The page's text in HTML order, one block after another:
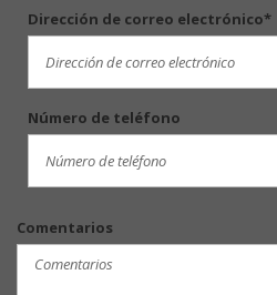
Dirección de correo electrónico*
Número de teléfono
Comentarios